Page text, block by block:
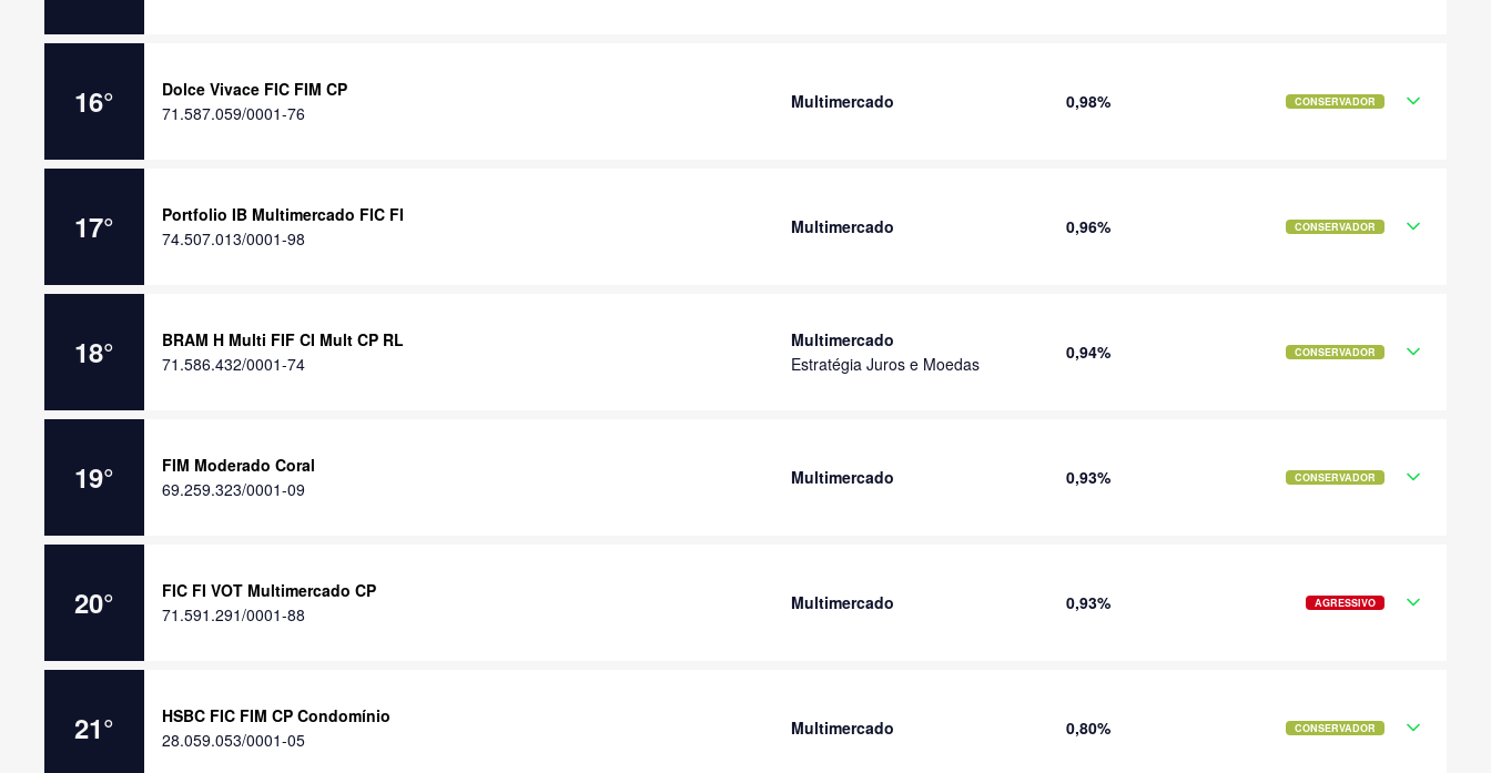
16°
Dolce Vivace FIC FIM CP
71.587.059/0001-76
Multimercado 0,98% CONSERVADOR
17°
Portfolio IB Multimercado FIC FI
74.507.013/0001-98
Multimercado 0,96% CONSERVADOR
18°
BRAM H Multi FIF CI Mult CP RL
71.586.432/0001-74
Multimercado
Estratégia Juros e Moedas
0,94% CONSERVADOR
19°
FIM Moderado Coral
69.259.323/0001-09
Multimercado 0,93% CONSERVADOR
20°
FIC FI VOT Multimercado CP
71.591.291/0001-88
Multimercado 0,93% AGRESSIVO
21°
HSBC FIC FIM CP Condomínio
28.059.053/0001-05
Multimercado 0,80% CONSERVADOR